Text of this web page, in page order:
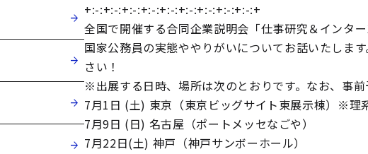
+:-:+:-:+:-:+:-:+:-:+:-:+:-:+:-:+:-:+
全国で開催する合同企業説明会「仕事研究＆インタ
国家公務員の実態ややりがいについてお話いたしま
さい！
※出展する日時、場所は次のとおりです。なお、事前
7月1日 (土) 東京（東京ビッグサイト東展示棟）※理
7月9日 (日) 名古屋（ポートメッセなごや）
7月22日(土) 神戸（神戸サンボーホール）